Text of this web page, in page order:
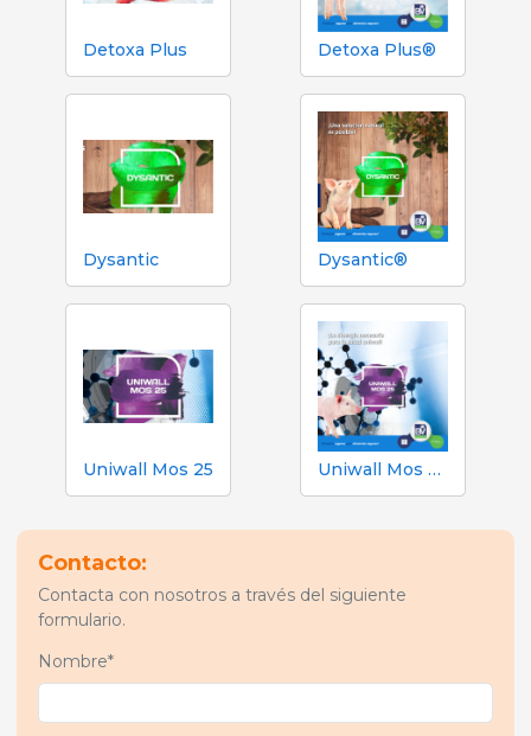
Detoxa Plus Detoxa Plus®
Dysantic Dysantic®
Uniwall Mos 25 Uniwall Mos 25®
Contacto:
Contacta con nosotros a través del siguiente
formulario.
Nombre*